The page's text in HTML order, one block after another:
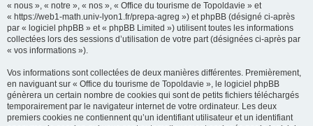
« nous », « notre », « nos », « Office du tourisme de Topoldavie » et
« https://web1-math.univ-lyon1.fr/prepa-agreg ») et phpBB (désigné ci-après
par « logiciel phpBB » et « phpBB Limited ») utilisent toutes les informations
collectées lors des sessions d’utilisation de votre part (désignées ci-après par
« vos informations »).
Vos informations sont collectées de deux manières différentes. Premièrement,
en naviguant sur « Office du tourisme de Topoldavie », le logiciel phpBB
génèrera un certain nombre de cookies qui sont de petits fichiers téléchargés
temporairement par le navigateur internet de votre ordinateur. Les deux
premiers cookies ne contiennent qu’un identifiant utilisateur et un identifiant